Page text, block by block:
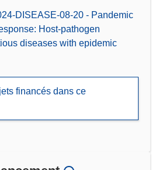
DISEASE-08-20 - Pandemic
Host-pathogen
diseases with epidemic
financés dans ce